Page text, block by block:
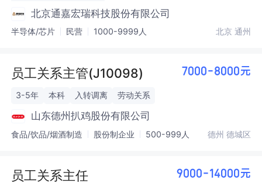
社保公积金
北京通嘉宏瑞科技股份有限公司
半导体/芯片 民营 1000-9999人 北京 通州
员工关系主管(J10098) 7000-8000元
3-5年 本科 入转调离 劳动关系
山东德州扒鸡股份有限公司
食品/饮品/烟酒制造 股份制企业 500-999人 德州 德城区
员工关系主任 9000-14000元